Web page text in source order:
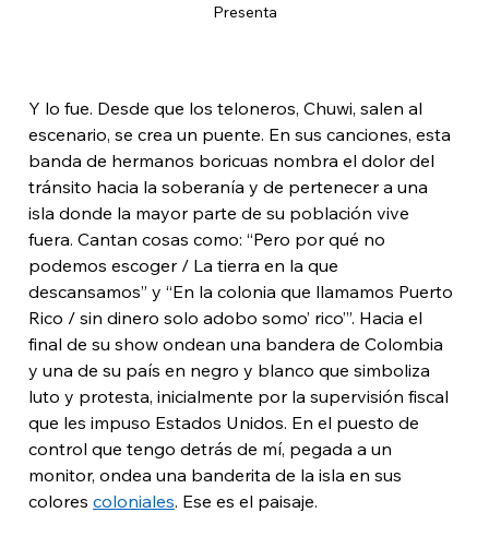
Presenta
Y lo fue. Desde que los teloneros, Chuwi, salen al
escenario, se crea un puente. En sus canciones, esta
banda de hermanos boricuas nombra el dolor del
tránsito hacia la soberanía y de pertenecer a una
isla donde la mayor parte de su población vive
fuera. Cantan cosas como: “Pero por qué no
podemos escoger / La tierra en la que
descansamos” y “En la colonia que llamamos Puerto
Rico / sin dinero solo adobo somo’ rico’”. Hacia el
final de su show ondean una bandera de Colombia
y una de su país en negro y blanco que simboliza
luto y protesta, inicialmente por la supervisión fiscal
que les impuso Estados Unidos. En el puesto de
control que tengo detrás de mí, pegada a un
monitor, ondea una banderita de la isla en sus
colores coloniales. Ese es el paisaje.